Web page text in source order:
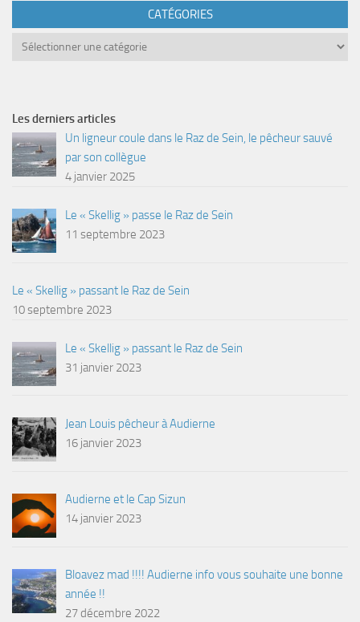
CATÉGORIES
Catégories
Les derniers articles
Un ligneur coule dans le Raz de Sein, le pêcheur sauvé
par son collègue
4 janvier 2025
Le « Skellig » passe le Raz de Sein
11 septembre 2023
Le « Skellig » passant le Raz de Sein
10 septembre 2023
Le « Skellig » passant le Raz de Sein
31 janvier 2023
Jean Louis pêcheur à Audierne
16 janvier 2023
Audierne et le Cap Sizun
14 janvier 2023
Bloavez mad !!!! Audierne info vous souhaite une bonne
année !!
27 décembre 2022